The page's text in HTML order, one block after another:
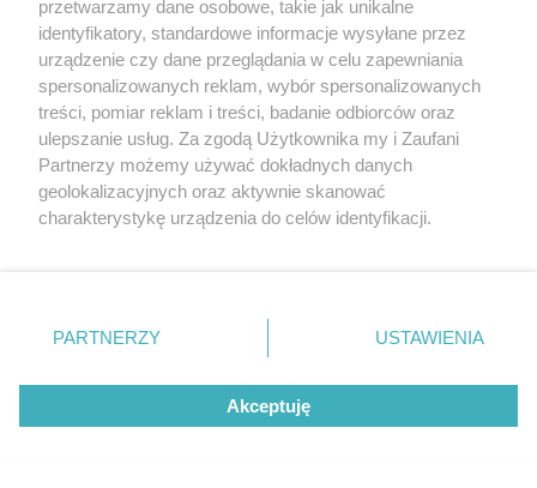
przetwarzamy dane osobowe, takie jak unikalne
identyfikatory, standardowe informacje wysyłane przez
urządzenie czy dane przeglądania w celu zapewniania
spersonalizowanych reklam, wybór spersonalizowanych
treści, pomiar reklam i treści, badanie odbiorców oraz
ulepszanie usług. Za zgodą Użytkownika my i Zaufani
Partnerzy możemy używać dokładnych danych
geolokalizacyjnych oraz aktywnie skanować
charakterystykę urządzenia do celów identyfikacji.
zmienić/wycofać klikając przycisk ustawień prywatności
znajdujący się w lewym dolnym rogu strony
rodzaje przetwarzania danych nie wymagają zgody
użytkownika, ale masz prawo sprzeciwić się takiemu
przetwarzaniu. Preferencje będą miały zastosowanie tylko
PARTNERZY USTAWIENIA
Akceptuję